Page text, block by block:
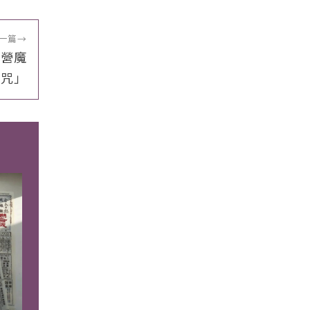
篇→
魔
咒」